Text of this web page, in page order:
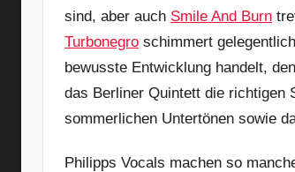
sind, aber auch Smile And Burn
Turbonegro schimmert
bewusste Entwicklung handelt,
das Berliner Quintett die richtigen
sommerlichen Untertönen sowie
Philipps Vocals machen so